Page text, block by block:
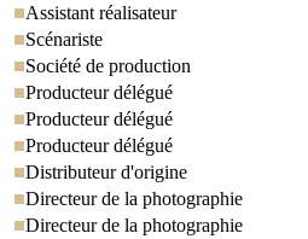
Assistant réalisateur
Scénariste
Société de production
Producteur délégué
Producteur délégué
Producteur délégué
Distributeur d'origine
Directeur de la photographie
Directeur de la photographie